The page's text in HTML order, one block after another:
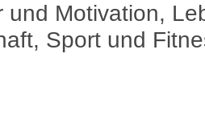
und Motivation,
Sport und